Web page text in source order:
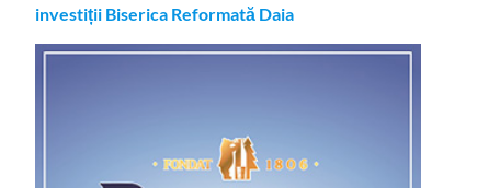
investiții Biserica Reformată Daia